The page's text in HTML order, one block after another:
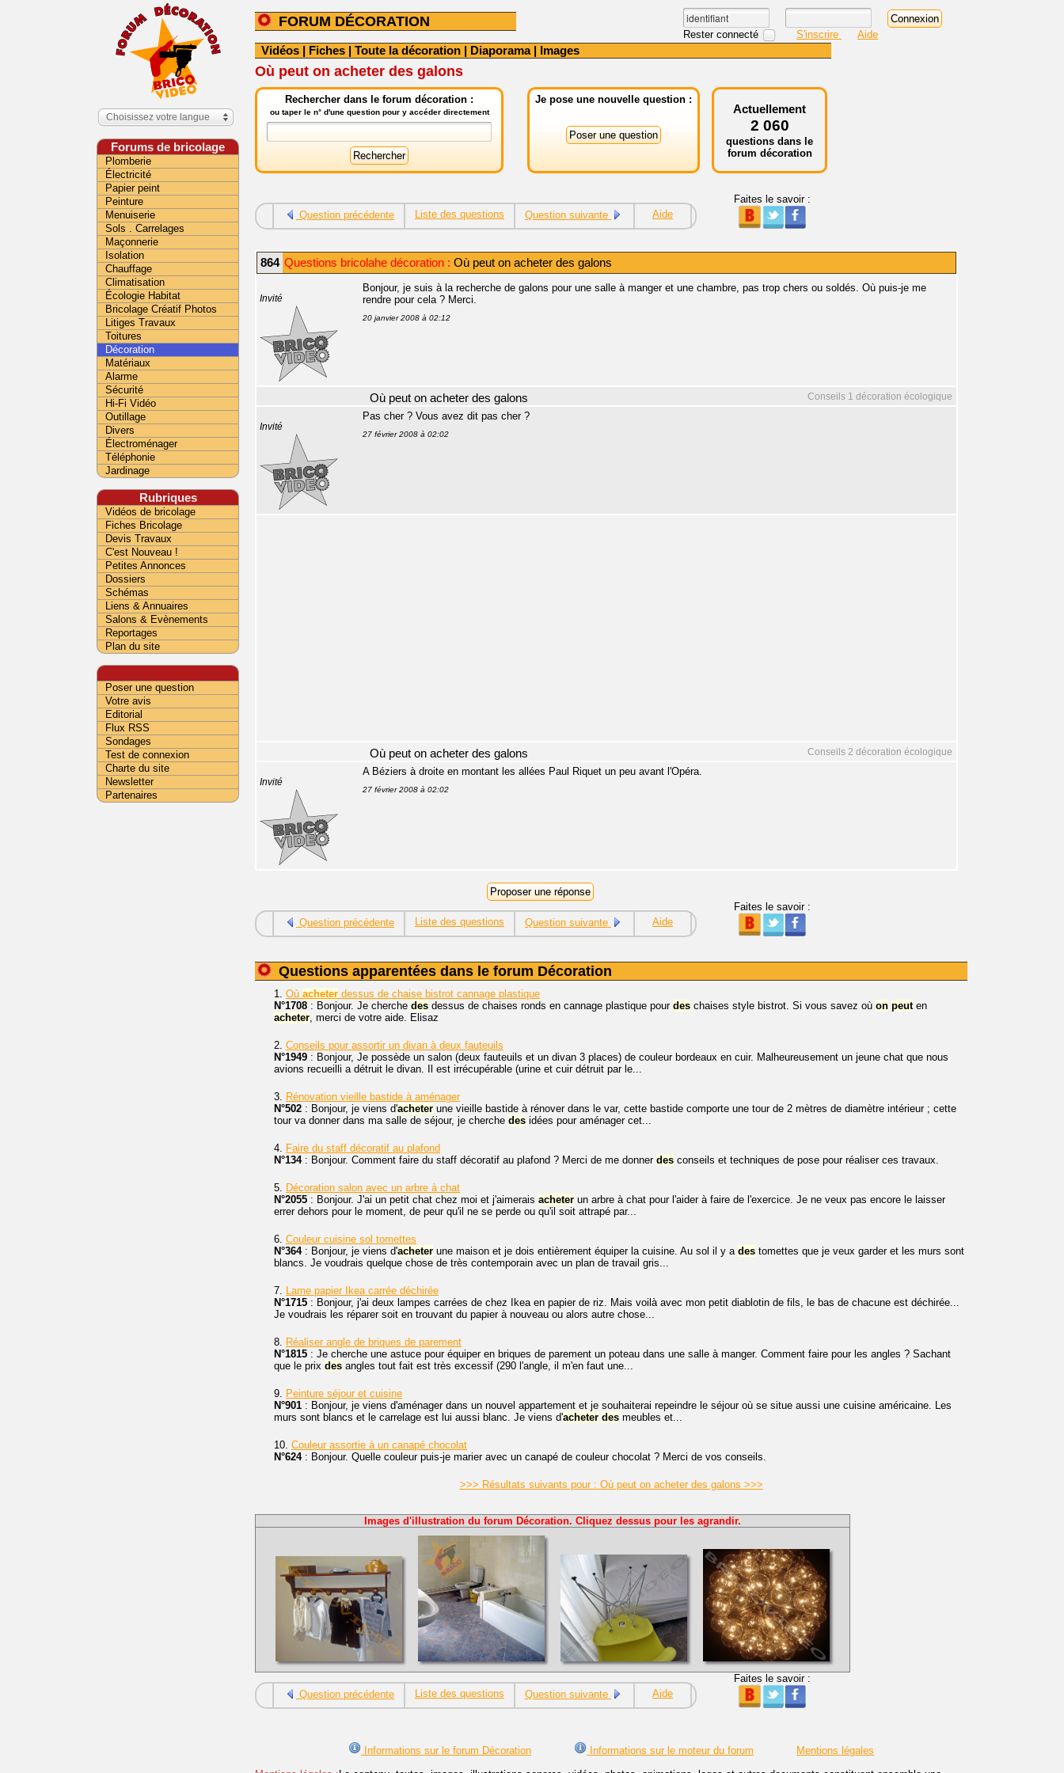
FORUM DÉCORATION
Rester connecté S'inscrire Aide
Vidéos | Fiches | Toute la décoration | Diaporama| Images
Où peut on acheter des galons
Rechercher dans le forum décoration :
ou taper le n° d'une question pour y accéder directement
Je pose une nouvelle question :
Actuellement
2 060
questions dans le
forum décoration
Question précédente Liste des questions Question suivante Aide
Faites le savoir :
864 Questions bricolahe décoration : Où peut on acheter des galons
Invité
Bonjour, je suis à la recherche de galons pour une salle à manger et une chambre, pas trop chers ou soldés. Où puis-je me
rendre pour cela ? Merci.
20 janvier 2008 à 02:12
Conseils 1 décoration écologique
Où peut on acheter des galons
Invité
Pas cher ? Vous avez dit pas cher ?
27 février 2008 à 02:02
Conseils 2 décoration écologique
Où peut on acheter des galons
Invité
A Béziers à droite en montant les allées Paul Riquet un peu avant l'Opéra.
27 février 2008 à 02:02
Question précédente Liste des questions Question suivante Aide
Faites le savoir :
Questions apparentées dans le forum Décoration
1. Où acheter dessus de chaise bistrot cannage plastique
N°1708 : Bonjour. Je cherche des dessus de chaises ronds en cannage plastique pour des chaises style bistrot. Si vous savez où on peuten
acheter, merci de votre aide. Elisaz
2. Conseils pour assortir un divan à deux fauteuils
N°1949 : Bonjour, Je possède un salon (deux fauteuils et un divan 3 places) de couleur bordeaux en cuir. Malheureusement un jeune chat que nous
avions recueilli a détruit le divan. Il est irrécupérable (urine et cuir détruit par le...
3. Rénovation vieille bastide à aménager
N°502 : Bonjour, je viens d'acheter une vieille bastide à rénover dans le var, cette bastide comporte une tour de 2 mètres de diamètre intérieur ; cette
tour va donner dans ma salle de séjour, je cherche des idées pour aménager cet...
4. Faire du staff décoratif au plafond
N°134: Bonjour. Comment faire du staff décoratif au plafond ? Merci de me donner des conseils et techniques de pose pour réaliser ces travaux.
5. Décoration salon avec un arbre à chat
N°2055 : Bonjour. J'ai un petit chat chez moi et j'aimerais acheter un arbre à chat pour l'aider à faire de l'exercice. Je ne veux pas encore le laisser
errer dehors pour le moment, de peur qu'il ne se perde ou qu'il soit attrapé par...
6. Couleur cuisine sol tomettes
N°364: Bonjour, je viens d'acheter une maison et je dois entièrement équiper la cuisine. Au sol il y a des tomettes que je veux garder et les murs sont
blancs. Je voudrais quelque chose de très contemporain avec un plan de travail gris...
7. Lame papier Ikea carrée déchirée
N°1715 : Bonjour, j'ai deux lampes carrées de chez Ikea en papier de riz. Mais voilà avec mon petit diablotin de fils, le bas de chacune est déchirée...
Je voudrais les réparer soit en trouvant du papier à nouveau ou alors autre chose...
8. Réaliser angle de briques de parement
N°1815 : Je cherche une astuce pour équiper en briques de parement un poteau dans une salle à manger. Comment faire pour les angles ? Sachant
que le prix des angles tout fait est très excessif (290 l'angle, il m'en faut une...
9. Peinture séjour et cuisine
N°901 : Bonjour, je viens d'aménager dans un nouvel appartement et je souhaiterai repeindre le séjour où se situe aussi une cuisine américaine. Les
murs sont blancs et le carrelage est lui aussi blanc. Je viens d'acheter des meubles et...
10. Couleur assortie à un canapé chocolat
N°624: Bonjour. Quelle couleur puis-je marier avec un canapé de couleur chocolat ? Merci de vos conseils.
>>> Résultats suivants pour : Où peut on acheter des galons >>>
Images d'illustration du forum Décoration. Cliquez dessus pour les agrandir.
Question précédente Liste des questions Question suivante Aide
Faites le savoir :
Informations sur le forum Décoration Informations sur le moteur du forum
Mentions légales
Choisissez votre langue
Forums de bricolage
Plomberie
Électricité
Papier peint
Peinture
Menuiserie
Sols . Carrelages
Maçonnerie
Isolation
Chauffage
Climatisation
Écologie Habitat
Bricolage Créatif Photos
Litiges Travaux
Toitures
Décoration
Matériaux
Alarme
Sécurité
Hi-Fi Vidéo
Outillage
Divers
Électroménager
Téléphonie
Jardinage
Rubriques
Vidéos de bricolage
Fiches Bricolage
Devis Travaux
C'est Nouveau !
Petites Annonces
Dossiers
Schémas
Liens & Annuaires
Salons & Evènements
Reportages
Plan du site
Poser une question
Votre avis
Editorial
Flux RSS
Sondages
Test de connexion
Charte du site
Newsletter
Partenaires